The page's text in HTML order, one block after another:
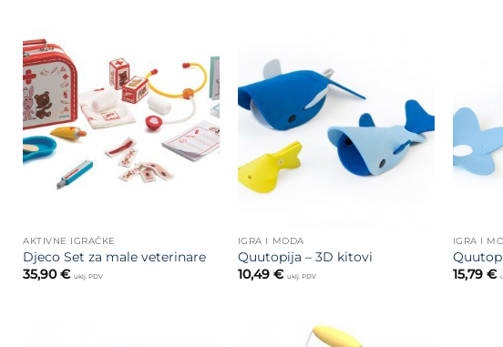
Dodajte
na listu
želja
AKTIVNE IGRAČKE
Djeco Set za male veterinare
35,90€ uklj. PDV
želja
IGRA I MODA
Quutopija – 3D kitovi
10,49 € uklj. PDV
IGRA I
15,79 €